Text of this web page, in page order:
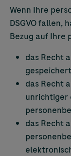
Wenn Ihre
DSGVO fallen,
Bezug auf Ihre
das Recht
das Recht
unrichtiger
das Recht